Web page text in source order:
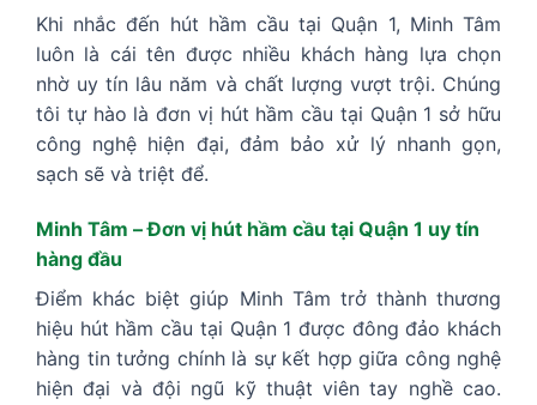
Khi nhắc đến hút hầm cầu tại Quận 1, Minh Tâm
luôn là cái tên được nhiều khách hàng lựa chọn
nhờ uy tín lâu năm và chất lượng vượt trội. Chúng
tôi tự hào là đơn vị hút hầm cầu tại Quận 1 sở hữu
công nghệ hiện đại, đảm bảo xử lý nhanh gọn,
sạch sẽ và triệt để.
Minh Tâm – Đơn vị hút hầm cầu tại Quận 1 uy tín
hàng đầu
Điểm khác biệt giúp Minh Tâm trở thành thương
hiệu hút hầm cầu tại Quận 1 được đông đảo khách
hàng tin tưởng chính là sự kết hợp giữa công nghệ
hiện đại và đội ngũ kỹ thuật viên tay nghề cao.